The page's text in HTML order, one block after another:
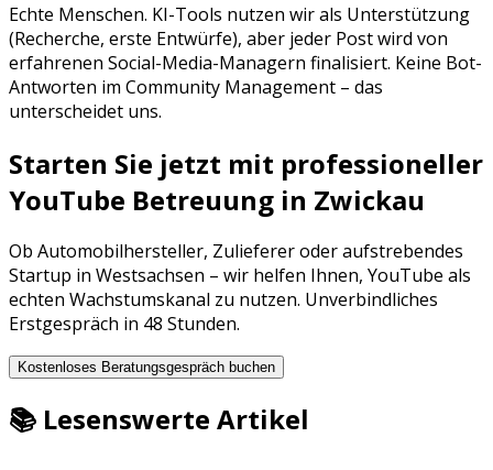
Echte Menschen. KI-Tools nutzen wir als Unterstützung
(Recherche, erste Entwürfe), aber jeder Post wird von
erfahrenen Social-Media-Managern finalisiert. Keine Bot-
Antworten im Community Management – das
unterscheidet uns.
Starten Sie jetzt mit professioneller
YouTube Betreuung in Zwickau
Ob Automobilhersteller, Zuliefereroder aufstrebendes
Startup in Westsachsen – wir helfen Ihnen, YouTube als
echten Wachstumskanal zu nutzen. Unverbindliches
Erstgespräch in 48 Stunden.
Kostenloses Beratungsgespräch buchen
📚 Lesenswerte Artikel